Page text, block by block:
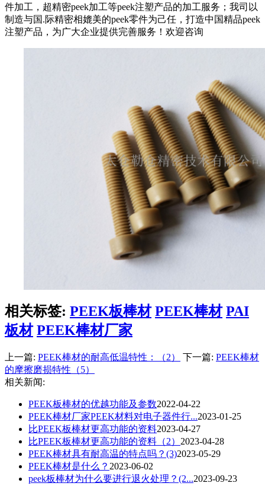
件加工，超精密peek加工等peek注塑产品的加工服务；我司以
制造与国.际精密相媲美的peek零件为己任，打造中国精品peek
注塑产品，为广大企业提供完善服务！欢迎咨询
相关标签: PEEK板棒材 PEEK棒材 PAI
板材 PEEK棒材厂家
上一篇: PEEK棒材的耐高低温特性：（2） 下一篇: PEEK棒材
的摩擦磨损特性（5）
相关新闻:
PEEK板棒材的优越功能及参数2022-04-22
PEEK棒材厂家PEEK材料对电子器件行...2023-01-25
比PEEK板棒材更高功能的资料2023-04-27
比PEEK板棒材更高功能的资料（2） 2023-04-28
PEEK棒材具有耐高温的特点吗？(3)2023-05-29
PEEK棒材是什么？ 2023-06-02
peek板棒材为什么要进行退火处理？(2...2023-09-23